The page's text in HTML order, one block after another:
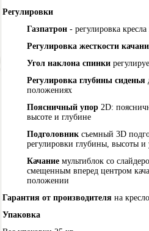
Регулировки
Газпатрон - регулировка
Регулировка жесткости
Угол наклона спинки
Регулировка глубины сиденья
положениях
Поясничный упор 2D:
высоте и глубине
Подголовник съемный 3D
регулировки глубины, высоты и
Качание мультиблок со
смещенным вперед центром
положении
Гарантия от производителя на
Упаковка